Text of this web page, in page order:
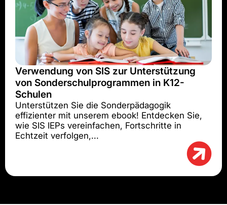
Verwendung von SIS zur Unterstützung
von Sonderschulprogrammen in K12-
Schulen
Unterstützen Sie die Sonderpädagogik
effizienter mit unserem ebook! Entdecken Sie,
wie SIS IEPs vereinfachen, Fortschritte in
Echtzeit verfolgen,...